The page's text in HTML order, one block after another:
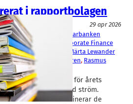
i rapportbolagen
29 apr 2026
, Ependion
Sparbanken
, Västra Hamnen Corporate Finance
, Marie Bengtsson
Märta Lewander
Ankarberg Oscar Ahlgren, Rasmus
delårsrapporter för årets
kommer i en strid ström.
och frustration dominerar de